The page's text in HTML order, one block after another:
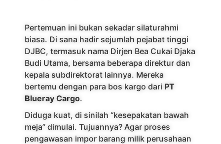
Pertemuan ini bukan sekadar silaturahmi
biasa. Di sana hadir sejumlah pejabat tinggi
DJBC, termasuk nama Dirjen Bea Cukai Djaka
Budi Utama, bersama beberapa direktur dan
kepala subdirektorat lainnya. Mereka
bertemu dengan para bos kargo dari PT
Blueray Cargo.
Diduga kuat, di sinilah “kesepakatan bawah
meja” dimulai. Tujuannya? Agar proses
pengawasan impor barang milik perusahaan